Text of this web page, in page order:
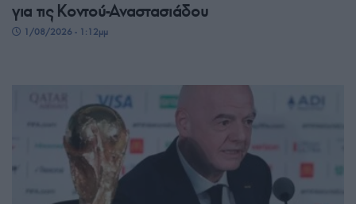
για τις Κοντού-Αναστασιάδου
1/08/2026 - 1:12μμ